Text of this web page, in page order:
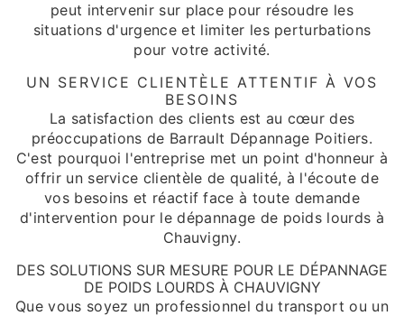
peut intervenir sur place pour résoudre les
situations d'urgence et limiter les perturbations
pour votre activité.
UN SERVICE CLIENTÈLE ATTENTIF À VOS
BESOINS
La satisfaction des clients est au cœur des
préoccupations de Barrault Dépannage Poitiers.
C'est pourquoi l'entreprise met un point d'honneur à
offrir un service clientèle de qualité, à l'écoute de
vos besoins et réactif face à toute demande
d'intervention pour le dépannage de poids lourds à
Chauvigny.
DES SOLUTIONS SUR MESURE POUR LE DÉPANNAGE
DE POIDS LOURDS À CHAUVIGNY
Que vous soyez un professionnel du transport ou un